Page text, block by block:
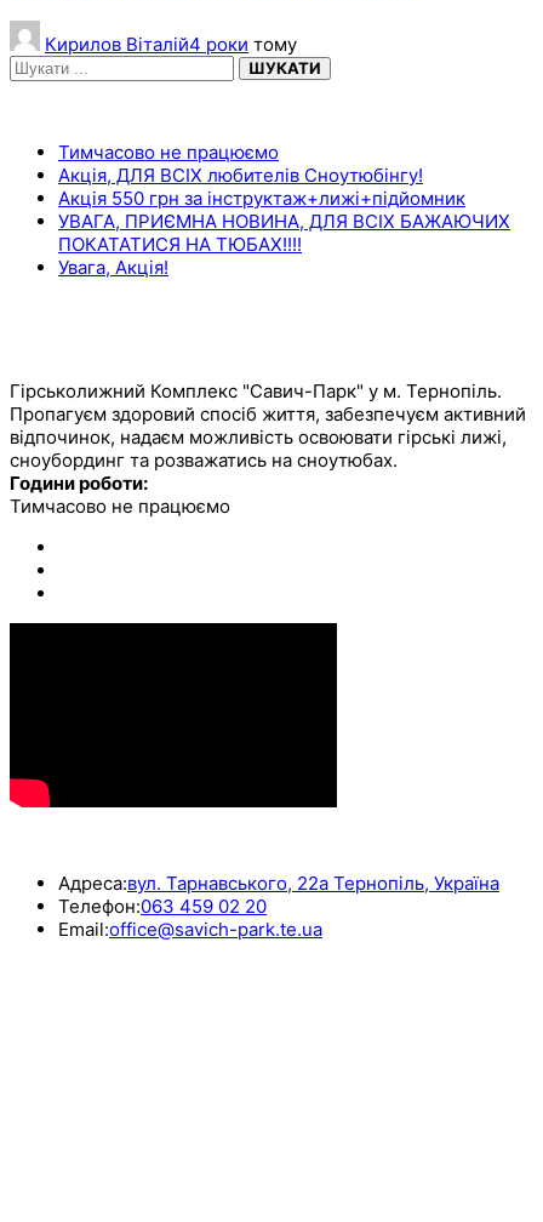
Кирилов Віталій4 роки тому
ШУКАТИ
Тимчасово не працюємо
Акція, ДЛЯ ВСІХ любителів Сноутюбінгу!
Акція 550 грн за інструктаж+лижі+підйомник
УВАГА, ПРИЄМНА НОВИНА, ДЛЯ ВСІХ БАЖАЮЧИХ
ПОКАТАТИСЯ НА ТЮБАХ!!!!
Увага, Акція!
Гірськолижний Комплекс "Савич-Парк" у м. Тернопіль.
Пропагуєм здоровий спосіб життя, забезпечуєм активний
відпочинок, надаєм можливість освоювати гірські лижі,
сноубординг та розважатись на сноутюбах.
Години роботи:
Тимчасово не працюємо
Адреса:вул. Тарнавського, 22а Тернопіль, Україна
Телефон:063 459 02 20
Email:office@savich-park.te.ua